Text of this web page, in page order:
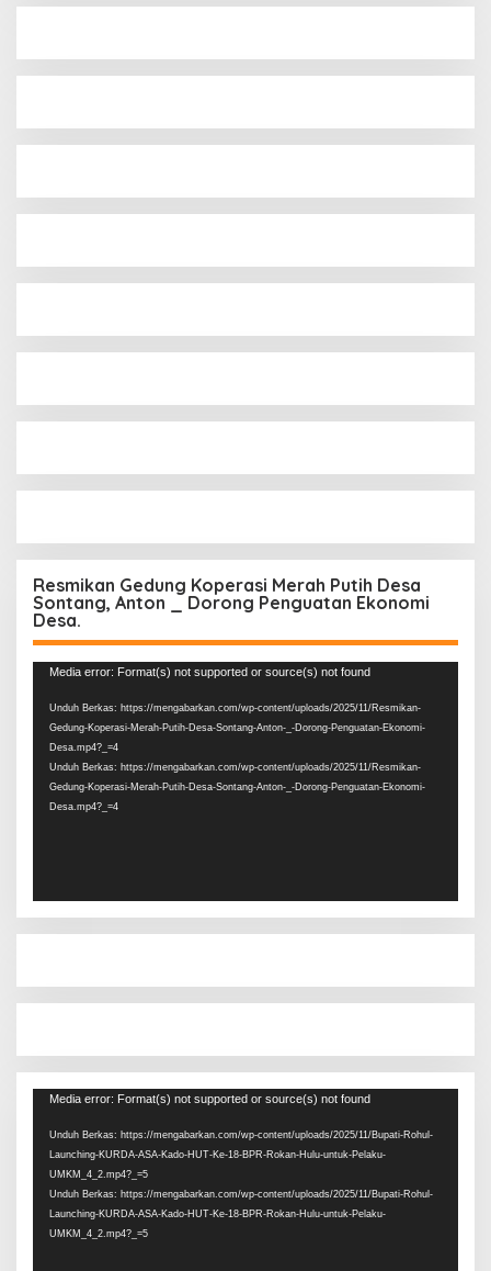
Resmikan Gedung Koperasi Merah Putih Desa
Sontang, Anton _ Dorong Penguatan Ekonomi
Desa.
Pemutar
Media error: Format(s) not supported or source(s) not found
Unduh Berkas: https://mengabarkan.com/wp-content/uploads/2025/11/Resmikan-
Gedung-Koperasi-Merah-Putih-Desa-Sontang-Anton-_-Dorong-Penguatan-Ekonomi-
Desa.mp4?_=4
Unduh Berkas: https://mengabarkan.com/wp-content/uploads/2025/11/Resmikan-
Gedung-Koperasi-Merah-Putih-Desa-Sontang-Anton-_-Dorong-Penguatan-Ekonomi-
Desa.mp4?_=4
Pemutar
Media error: Format(s) not supported or source(s) not found
Unduh Berkas: https://mengabarkan.com/wp-content/uploads/2025/11/Bupati-Rohul-
Launching-KURDA-ASA-Kado-HUT-Ke-18-BPR-Rokan-Hulu-untuk-Pelaku-
UMKM_4_2.mp4?_=5
Unduh Berkas: https://mengabarkan.com/wp-content/uploads/2025/11/Bupati-Rohul-
Launching-KURDA-ASA-Kado-HUT-Ke-18-BPR-Rokan-Hulu-untuk-Pelaku-
UMKM_4_2.mp4?_=5